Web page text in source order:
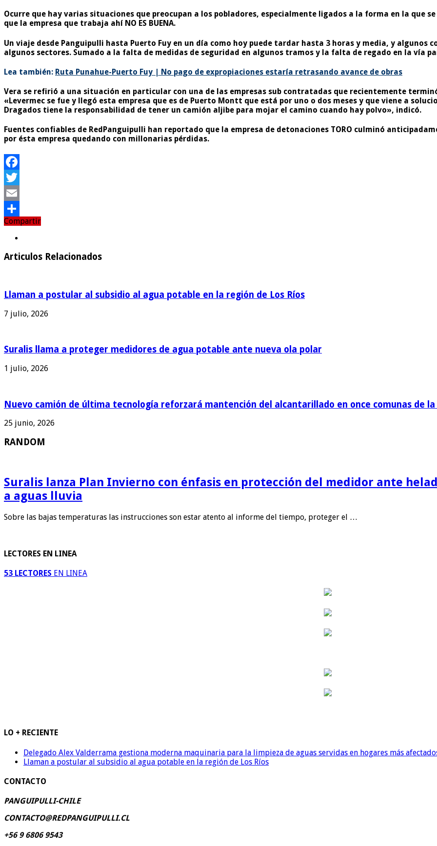
Ocurre que hay varias situaciones que preocupan a los pobladores, especialmente ligados a la forma en la que
que la empresa que trabaja ahí NO ES BUENA.
Un viaje desde Panguipulli hasta Puerto Fuy en un día como hoy puede tardar hasta 3 horas y media, y
algunos sectores. Sumado a la falta de medidas de seguridad en algunos tramos y la falta de regado en la vía
Lea también: Ruta Punahue-Puerto Fuy | No pago de expropiaciones estaría retrasando avance de obras
Vera se refirió a una situación en particular con una de las empresas sub contratadas que recientemente
«Levermec se fue y llegó esta empresa que es de Puerto Montt que está por uno o dos meses y que viene a
Dragados tiene la responsabilidad de tener un camión aljibe para mojar el camino cuando hay polvo», indicó.
Fuentes confiables de RedPanguipulli han reportado que la empresa de detonaciones TORO culminó
por ésta empresa quedando con millonarias pérdidas.
Facebook
Twitter
Email
Compartir
Compartir
Articulos Relacionados
Llaman a postular al subsidio al agua potable en la región de Los Ríos
7 julio, 2026
Suralis llama a proteger medidores de agua potable ante nueva ola polar
1 julio, 2026
Nuevo camión de última tecnología reforzará mantención del alcantarillado en once comunas de la
25 junio, 2026
RANDOM
Suralis lanza Plan Invierno con énfasis en protección del medidor ante
a aguas lluvia
Sobre las bajas temperaturas las instrucciones son estar atento al informe del tiempo, proteger el …
LECTORES EN LINEA
53 LECTORES EN LINEA
LO + RECIENTE
Delegado Alex Valderrama gestiona moderna maquinaria para la limpieza de aguas servidas en hogares más
Llaman a postular al subsidio al agua potable en la región de Los Ríos
CONTACTO
PANGUIPULLI-CHILE
CONTACTO@REDPANGUIPULLI.CL
+56 9 6806 9543